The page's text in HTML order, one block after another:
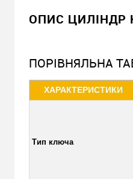
ОПИС ЦИЛІНДР
ПОРІВНЯЛЬНА
ХАРАКТЕРИСТИКИ
Тип ключа